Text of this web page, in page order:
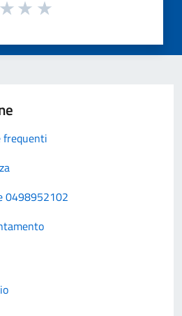
frequenti
0498952102